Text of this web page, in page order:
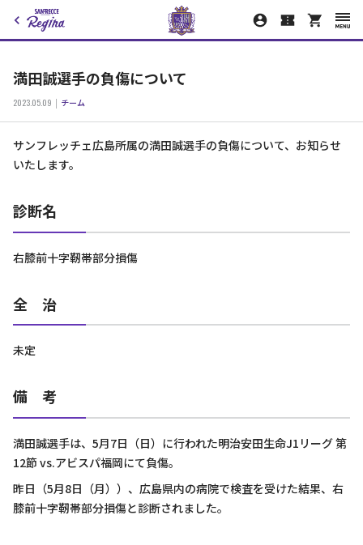
満田誠選手の負傷について
2023.05.09 チーム
サンフレッチェ広島所属の満田誠選手の負傷について、お知らせ
いたします。
診断名
右膝前十字靭帯部分損傷
全 治
未定
備 考
満田誠選手は、5月7日（日）に行われた明治安田生命J1リーグ 第
12節 vs.アビスパ福岡にて負傷。
昨日（5月8日（月））、広島県内の病院で検査を受けた結果、右
膝前十字靭帯部分損傷と診断されました。